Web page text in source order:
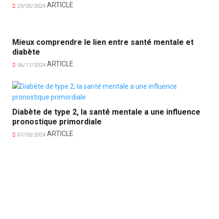
29/05/2024 ARTICLE
Mieux comprendre le lien entre santé mentale et
diabète
06/11/2024 ARTICLE
Diabète de type 2, la santé mentale a une influence
pronostique primordiale
07/03/2024 ARTICLE